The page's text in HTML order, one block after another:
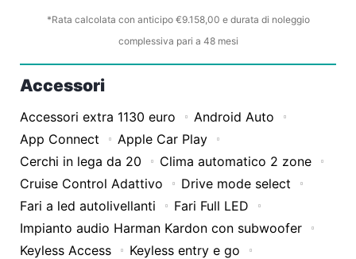
*Rata calcolata con anticipo €9.158,00 e durata di noleggio
complessiva pari a 48 mesi
Accessori
Accessori extra 1130 euro
Android Auto
App Connect
Apple Car Play
Cerchi in lega da 20
Clima automatico 2 zone
Cruise Control Adattivo
Drive mode select
Fari a led autolivellanti
Fari Full LED
Impianto audio Harman Kardon con subwoofer
Keyless Access
Keyless entry e go